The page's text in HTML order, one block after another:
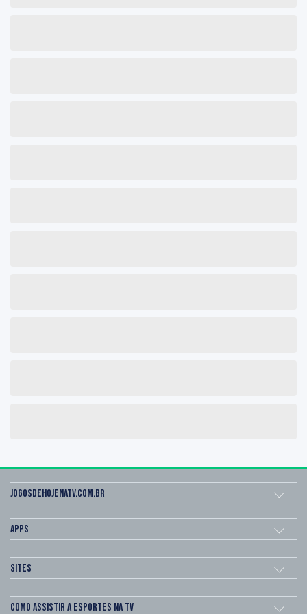
Jogosdehojenatv.com.br
Apps
Sites
Como assistir a esportes na TV